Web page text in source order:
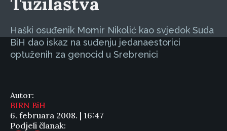
Haški osuđenik Momir Nikolić kao svjedok Suda
BiH dao iskaz na suđenju jedanaestorici
optuženih za genocid u Srebrenici
Autor:
BIRN BiH
6. februara 2008. | 16:47
Podjeli članak: